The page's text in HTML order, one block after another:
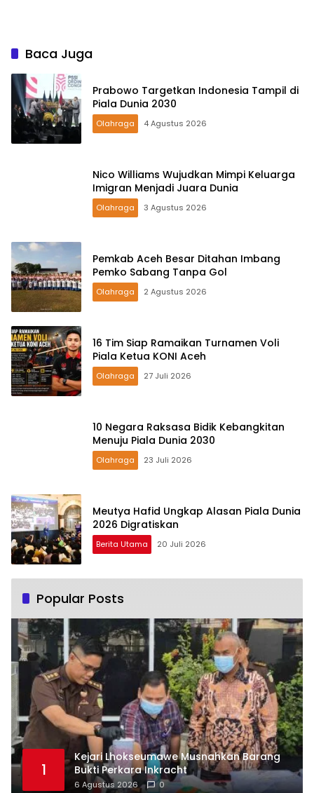
Baca Juga
Prabowo Targetkan Indonesia Tampil di
Piala Dunia 2030
Olahraga 4 Agustus 2026
Nico Williams Wujudkan Mimpi Keluarga
Imigran Menjadi Juara Dunia
Olahraga 3 Agustus 2026
Pemkab Aceh Besar Ditahan Imbang
Pemko Sabang Tanpa Gol
Olahraga 2 Agustus 2026
16 Tim Siap Ramaikan Turnamen Voli
Piala Ketua KONI Aceh
Olahraga 27 Juli 2026
10 Negara Raksasa Bidik Kebangkitan
Menuju Piala Dunia 2030
Olahraga 23 Juli 2026
Meutya Hafid Ungkap Alasan Piala Dunia
2026 Digratiskan
Berita Utama 20 Juli 2026
Popular Posts
1
Kejari Lhokseumawe Musnahkan Barang
Bukti Perkara Inkracht
6 Agustus 2026 0